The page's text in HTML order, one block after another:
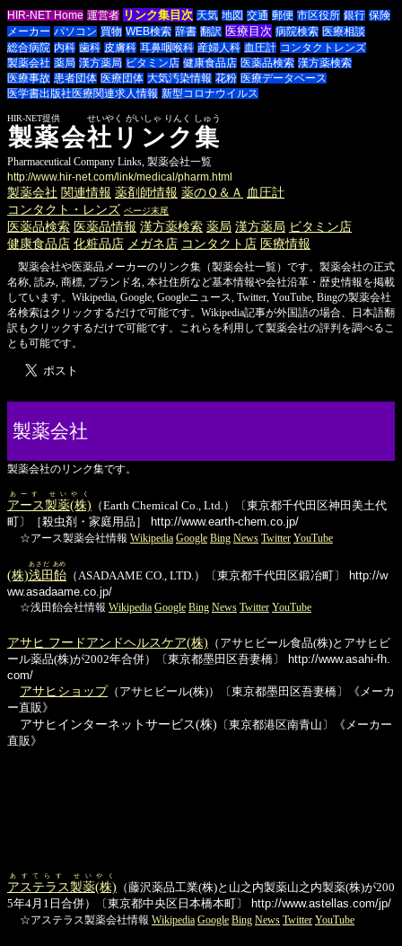
HIR-NET Home 運営者 リンク集目次 天気 地図 交通 郵便 市区役所 銀行 保険
メーカー パソコン 買物 WEB検索 辞書 翻訳 医療目次 病院検索 医療相談
総合病院 内科 歯科 皮膚科 耳鼻咽喉科 産婦人科 血圧計 コンタクトレンズ
製薬会社 薬局 漢方薬局 ビタミン店 健康食品店 医薬品検索 漢方薬検索
医療事故 患者団体 医療団体 大気汚染情報 花粉 医療データベース
医学書出版社 医療関連求人情報 新型コロナウイルス
製薬会社リンク集
HIR-NET提供 せいやく がいしゃ りんく しゅう
Pharmaceutical Company Links, 製薬会社一覧
http://www.hir-net.com/link/medical/pharm.html
製薬会社 関連情報 薬剤師情報 薬のＱ＆Ａ 血圧計
コンタクト・レンズ ページ末尾
医薬品検索 医薬品情報 漢方薬検索 薬局 漢方薬局 ビタミン店
健康食品店 化粧品店 メガネ店 コンタクト店 医療情報
製薬会社や医薬品メーカーのリンク集（製薬会社一覧）です。製薬会社の正式
名称, 読み, 商標, ブランド名, 本社住所など基本情報や会社沿革・歴史情報を掲載
しています。Wikipedia, Google, Googleニュース, Twitter, YouTube, Bingの製薬会社
名検索はクリックするだけで可能です。Wikipedia記事が外国語の場合、日本語翻
訳もクリックするだけで可能です。これらを利用して製薬会社の評判を調べるこ
とも可能です。
製薬会社
製薬会社のリンク集です。
アース製薬(株)
あーす せいやく
（Earth Chemical Co., Ltd.）〔東京都千代田区神田美土代
町〕［殺虫剤・家庭用品］
http://www.earth-chem.co.jp/
☆アース製薬会社情報 Wikipedia Google Bing News Twitter YouTube
(株)浅田飴
あさだ あめ
（ASADAAME CO., LTD.）〔東京都千代田区鍛冶町〕
http://w
ww.asadaame.co.jp/
☆浅田飴会社情報 Wikipedia Google Bing News Twitter YouTube
アサヒ フードアンドヘルスケア(株) （アサヒビール食品(株)とアサヒビ
ール薬品(株)が2002年合併）〔東京都墨田区吾妻橋〕
http://www.asahi-fh.
com/
アサヒショップ（アサヒビール(株)）〔東京都墨田区吾妻橋〕《メーカ
ー直販》
アサヒインターネットサービス(株) 〔東京都港区南青山〕《メーカー
直販》
アステラス製薬(株)
あすてらす せいやく
（藤沢薬品工業(株)と山之内製薬山之内製薬(株)が200
5年4月1日合併）〔東京都中央区日本橋本町〕
http://www.astellas.com/jp/
☆アステラス製薬会社情報 Wikipedia Google Bing News Twitter YouTube